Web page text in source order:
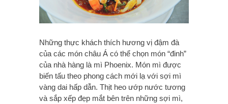
Những thực khách thích hương vị đậm đà
của các món châu Á có thể chọn món “đinh”
của nhà hàng là mì Phoenix. Món mì được
biến tấu theo phong cách mới lạ với sợi mì
vàng dai hấp dẫn. Thịt heo ướp nước tương
và sắp xếp đẹp mắt bên trên những sợi mì,